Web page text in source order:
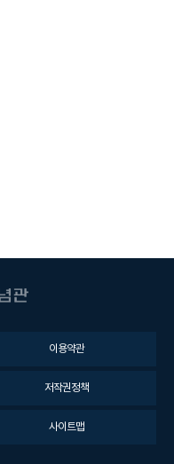
이용약관
저작권정책
사이트맵